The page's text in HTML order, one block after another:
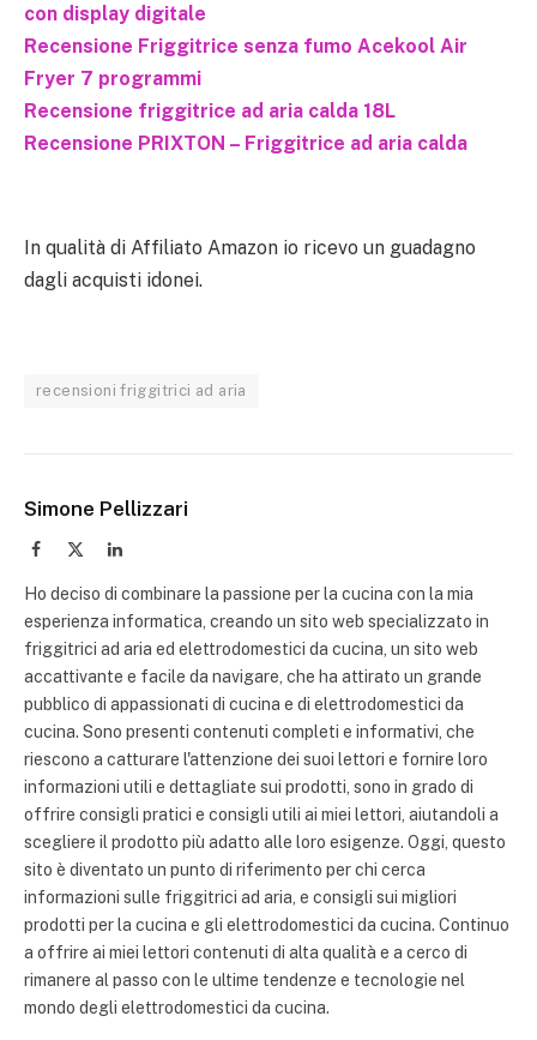
con display digitale
Recensione Friggitrice senza fumo Acekool Air
Fryer 7 programmi
Recensione friggitrice ad aria calda 18L
Recensione PRIXTON – Friggitrice ad aria calda
In qualità di Affiliato Amazon io ricevo un guadagno
dagli acquisti idonei.
recensioni friggitrici ad aria
Simone Pellizzari
Facebook LinkedIn
Ho deciso di combinare la passione per la cucina con la mia
esperienza informatica, creando un sito web specializzato in
friggitrici ad aria ed elettrodomestici da cucina, un sito web
accattivante e facile da navigare, che ha attirato un grande
pubblico di appassionati di cucina e di elettrodomestici da
cucina. Sono presenti contenuti completi e informativi, che
riescono a catturare l'attenzione dei suoi lettori e fornire loro
informazioni utili e dettagliate sui prodotti, sono in grado di
offrire consigli pratici e consigli utili ai miei lettori, aiutandoli a
scegliere il prodotto più adatto alle loro esigenze. Oggi, questo
sito è diventato un punto di riferimento per chi cerca
informazioni sulle friggitrici ad aria, e consigli sui migliori
prodotti per la cucina e gli elettrodomestici da cucina. Continuo
a offrire ai miei lettori contenuti di alta qualità e a cerco di
rimanere al passo con le ultime tendenze e tecnologie nel
mondo degli elettrodomestici da cucina.